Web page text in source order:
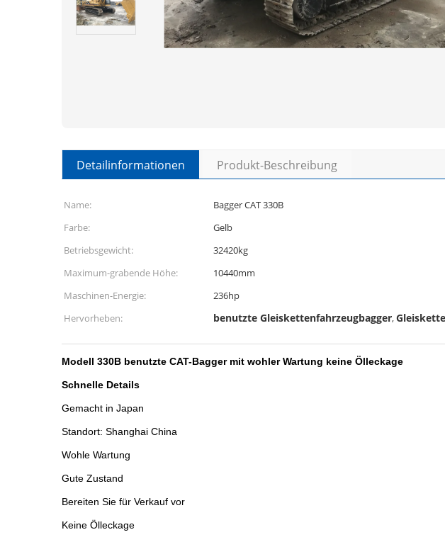
Detailinformationen Produkt-Beschreibung
Name: Bagger CAT 330B
Farbe:
Gelb
Betriebsgewicht:
32420kg
Maximum-grabende Höhe:
10440mm
Maschinen-Energie:
236hp
Hervorheben:
benutzte Gleiskettenfahrzeugbagger,
Modell 330B benutzte CAT-Bagger mit wohler Wartung keine Ölleckage
Schnelle Details
Gemacht in Japan
Standort: Shanghai China
Wohle Wartung
Gute Zustand
Bereiten Sie für Verkauf vor
Keine Ölleckage